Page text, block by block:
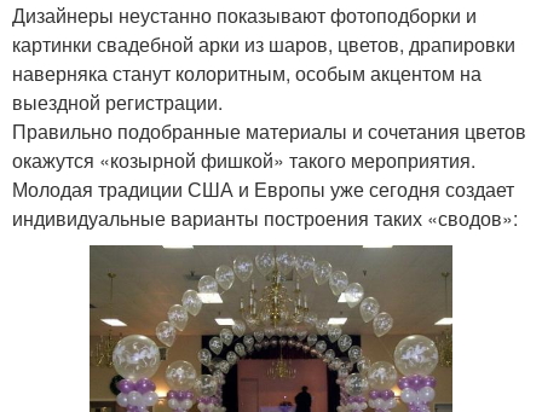
Дизайнеры неустанно показывают фотоподборки и
картинки свадебной арки из шаров, цветов, драпировки
наверняка станут колоритным, особым акцентом на
выездной регистрации.
Правильно подобранные материалы и сочетания цветов
окажутся «козырной фишкой» такого мероприятия.
Молодая традиции США и Европы уже сегодня создает
индивидуальные варианты построения таких «сводов»: